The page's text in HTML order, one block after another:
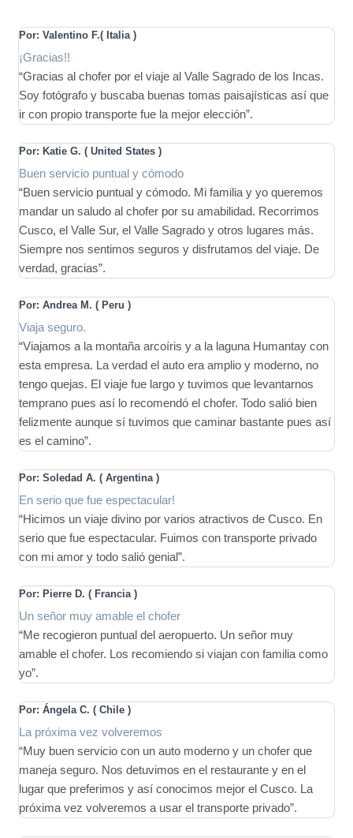
Por: Valentino F.( Italia)
¡Gracias!!
“Gracias al chofer por el viaje al Valle Sagrado de los Incas.
Soy fotógrafo y buscaba buenas tomas paisajísticas así que
ir con propio transporte fue la mejor elección”.
Por: Katie G. ( United States)
Buen servicio puntual y cómodo
“Buen servicio puntual y cómodo. Mi familia y yo queremos
mandar un saludo al chofer por su amabilidad. Recorrimos
Cusco, el Valle Sur, el Valle Sagrado y otros lugares más.
Siempre nos sentimos seguros y disfrutamos del viaje. De
verdad, gracias”.
Por: Andrea M. ( Peru)
Viaja seguro.
“Viajamos a la montaña arcoíris y a la laguna Humantay con
esta empresa. La verdad el auto era amplio y moderno, no
tengo quejas. El viaje fue largo y tuvimos que levantarnos
temprano pues así lo recomendó el chofer. Todo salió bien
felizmente aunque sí tuvimos que caminar bastante pues así
es el camino”.
Por: Soledad A. ( Argentina)
En serio que fue espectacular!
“Hicimos un viaje divino por varios atractivos de Cusco. En
serio que fue espectacular. Fuimos con transporte privado
con mi amor y todo salió genial”.
Por: Pierre D. ( Francia)
Un señor muy amable el chofer
“Me recogieron puntual del aeropuerto. Un señor muy
amable el chofer. Los recomiendo si viajan con familia como
yo”.
Por: Ángela C. ( Chile)
La próxima vez volveremos
“Muy buen servicio con un auto moderno y un chofer que
maneja seguro. Nos detuvimos en el restaurante y en el
lugar que preferimos y así conocimos mejor el Cusco. La
próxima vez volveremos a usar el transporte privado”.